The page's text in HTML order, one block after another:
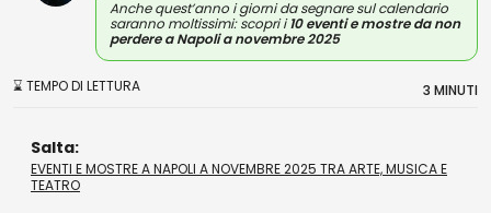
Anche quest’anno i giorni da segnare sul calendario
saranno moltissimi: scopri i10 eventi e mostre da non
perdere a Napoli a novembre 2025
⌛ TEMPO DI LETTURA 3 MINUTI
Salta:
EVENTI E MOSTRE A NAPOLI A NOVEMBRE 2025 TRA ARTE, MUSICA E
TEATRO